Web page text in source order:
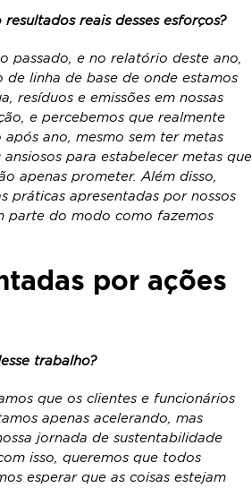
reais desses esforços?
passado, e no relatório deste ano,
de linha de base de onde estamos
resíduos e emissões em nossas
e percebemos que realmente
ano, mesmo sem ter metas
ansiosos para estabelecer metas que
apenas prometer. Além disso,
práticas apresentadas por nossos
parte do modo como fazemos
por ações
trabalho?
que os clientes e funcionários
apenas acelerando, mas
jornada de sustentabilidade
isso, queremos que todos
esperar que as coisas estejam